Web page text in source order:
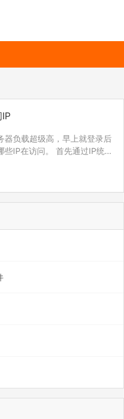
器负载超级高，早上就登录后
些IP在访问。 首先通过IP统计
最多，而且全部是香港的。